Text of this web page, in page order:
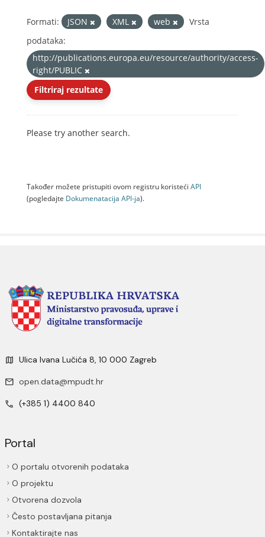
Formati: JSON XML web
Vrsta
podataka:
http://publications.europa.eu/resource/authority/access-
right/PUBLIC
Filtriraj rezultate
Please try another search.
Također možete pristupiti ovom registru koristeći API
(pogledajte Dokumenаtаcijа API-jа).